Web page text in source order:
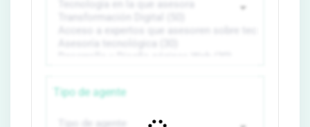
Tipo de agente